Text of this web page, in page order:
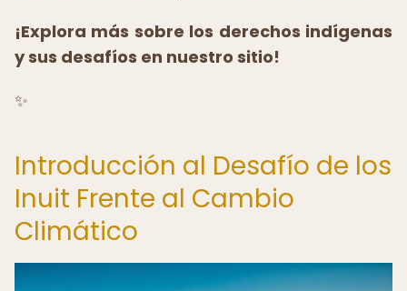
¡Explora más sobre los derechos indígenas
y sus desafíos en nuestro sitio!
✨
Introducción al Desafío de los
Inuit Frente al Cambio
Climático